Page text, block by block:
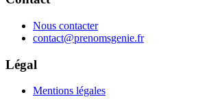
Nous contacter
contact@prenomsgenie.fr
Légal
Mentions légales